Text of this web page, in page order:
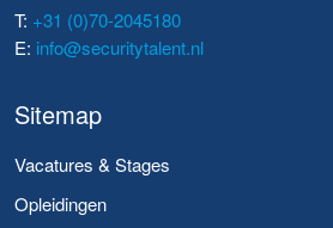
T: +31 (0)70-2045180
E: info@securitytalent.nl
Sitemap
Vacatures & Stages
Opleidingen